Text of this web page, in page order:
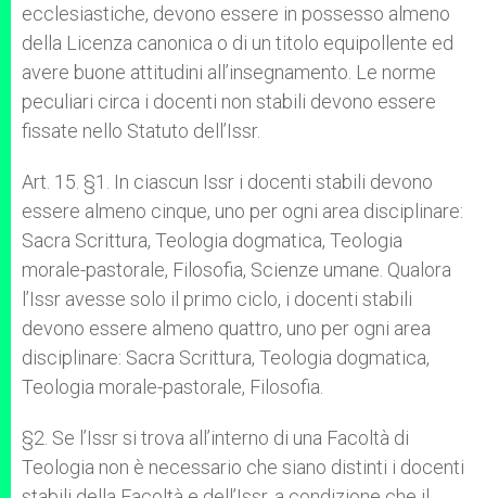
ecclesiastiche, devono essere in possesso almeno
della Licenza canonica o di un titolo equipollente ed
avere buone attitudini all’insegnamento. Le norme
peculiari circa i docenti non stabili devono essere
fissate nello Statuto dell’Issr.
Art. 15. §1. In ciascun Issr i docenti stabili devono
essere almeno cinque, uno per ogni area disciplinare:
Sacra Scrittura, Teologia dogmatica, Teologia
morale-pastorale, Filosofia, Scienze umane. Qualora
l’Issr avesse solo il primo ciclo, i docenti stabili
devono essere almeno quattro, uno per ogni area
disciplinare: Sacra Scrittura, Teologia dogmatica,
Teologia morale-pastorale, Filosofia.
§2. Se l’Issr si trova all’interno di una Facoltà di
Teologia non è necessario che siano distinti i docenti